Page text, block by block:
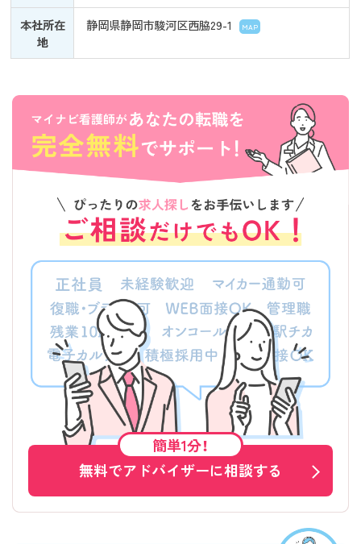
本社所在
地
静岡県静岡市駿河区西脇29-1 MAP
簡単1分！
無料でアドバイザーに相談する